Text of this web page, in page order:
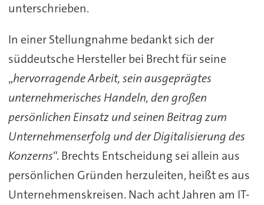
unterschrieben.
In einer Stellungnahme bedankt sich der
süddeutsche Hersteller bei Brecht für seine
„hervorragende Arbeit, sein ausgeprägtes
unternehmerisches Handeln, den großen
persönlichen Einsatz und seinen Beitrag zum
Unternehmenserfolg und der Digitalisierung des
Konzerns“. Brechts Entscheidung sei allein aus
persönlichen Gründen herzuleiten, heißt es aus
Unternehmenskreisen. Nach acht Jahren am IT-